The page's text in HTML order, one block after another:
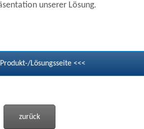
unserer Lösung.
Lösungsseite <<<
zurück